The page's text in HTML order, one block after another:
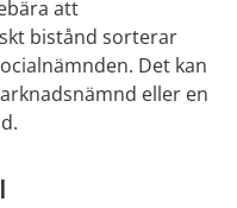
att
bistånd sorterar
Det kan
eller en